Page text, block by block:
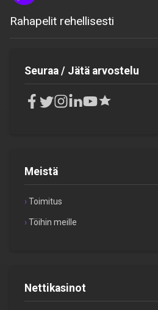
Rahapelit rehellisesti
Meistä
Toimitus
Töihin meille
Nettikasinot
Seuraa / Jätä arvostelu